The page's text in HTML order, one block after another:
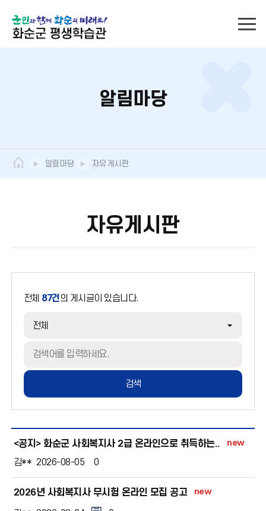
알림마당
알림마당 자유게시판
자유게시판
전체 87건의 게시글이 있습니다.
검색
<공지> 화순군 사회복지사 2급 온라인으로 취득하는.. new
김** 2026-08-05 0
2026년 사회복지사 무시험 온라인 모집 공고 new